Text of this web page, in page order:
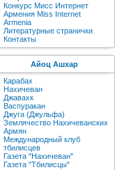
Конкурс Мисс Интернет
Армения Miss Internet
Armenia
Литературные странички
Контакты
Айоц Ашхар
Карабах
Нахичеван
Джавахк
Васпуракан
Джуга (Джульфа)
Землячество Нахичеванских
Армян
Международный клуб
тбилисцев
Газета "Нахичеван"
Газета "Тбилисцы"